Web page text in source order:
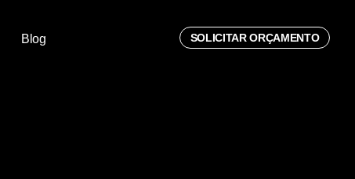
Blog SOLICITAR ORÇAMENTO